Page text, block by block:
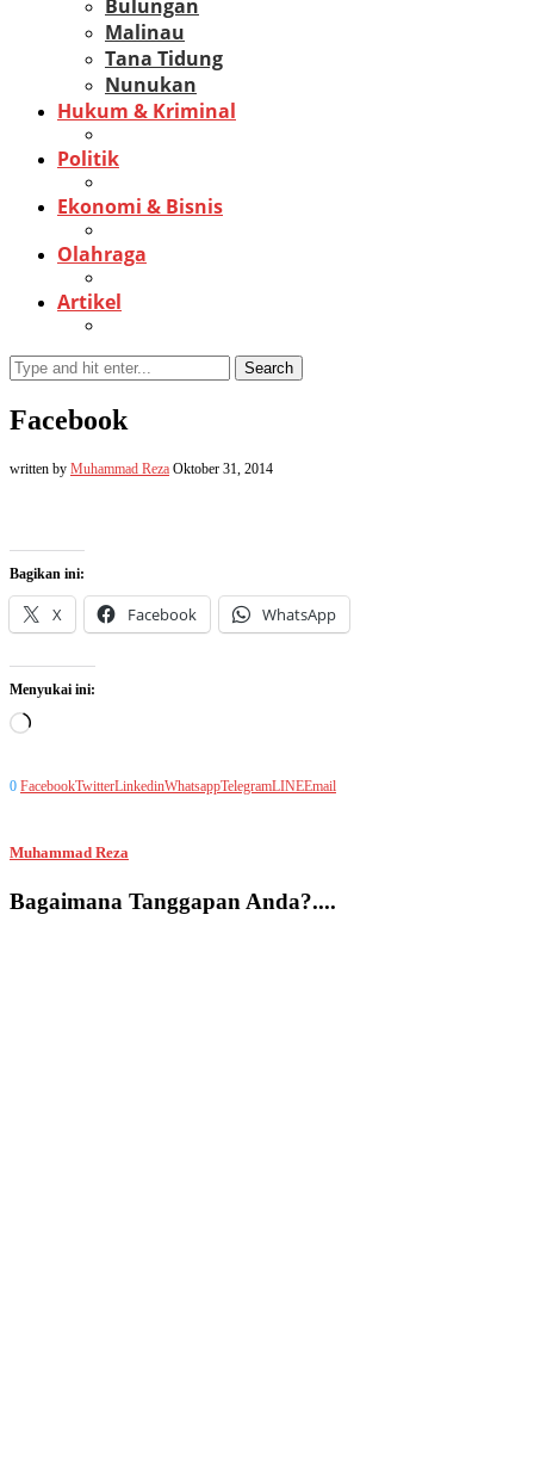
Bulungan
Malinau
Tana Tidung
Nunukan
Hukum & Kriminal
Politik
Ekonomi & Bisnis
Olahraga
Artikel
Search
Facebook
written by Muhammad Reza Oktober 31, 2014
Bagikan ini:
X Facebook WhatsApp
Menyukai ini:
Memuat...
0 FacebookTwitterLinkedinWhatsappTelegramLINEEmail
Muhammad Reza
Bagaimana Tanggapan Anda?....